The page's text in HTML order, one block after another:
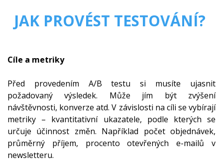
JAK PROVÉST TESTOVÁNÍ?
Cíle a metriky
Před provedením A/B testu si musíte ujasnit
požadovaný výsledek. Může jím být zvýšení
návštěvnosti, konverze atd. V závislosti na cíli se vybírají
metriky – kvantitativní ukazatele, podle kterých se
určuje účinnost změn. Například počet objednávek,
průměrný příjem, procento otevřených e-mailů v
newsletteru.